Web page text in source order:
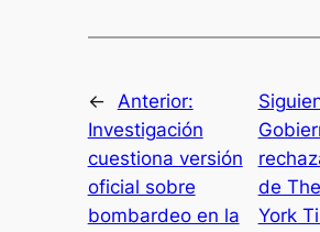
← Anterior:
Investigación
cuestiona versión
oficial sobre
bombardeo en la
de
York